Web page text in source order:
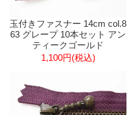
玉付きファスナー 14cm col.8
63 グレープ 10本セット アン
ティークゴールド
1,100円(税込)